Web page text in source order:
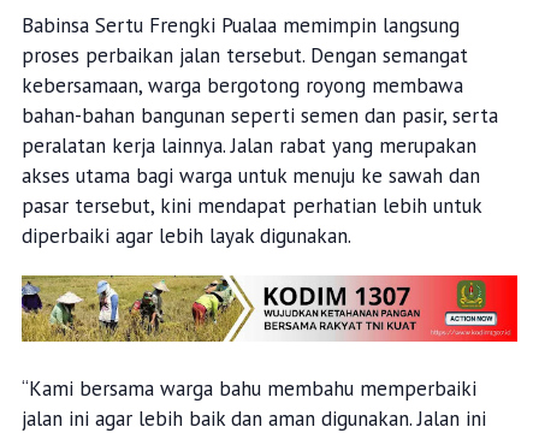
Babinsa Sertu Frengki Pualaa memimpin langsung
proses perbaikan jalan tersebut. Dengan semangat
kebersamaan, warga bergotong royong membawa
bahan-bahan bangunan seperti semen dan pasir, serta
peralatan kerja lainnya. Jalan rabat yang merupakan
akses utama bagi warga untuk menuju ke sawah dan
pasar tersebut, kini mendapat perhatian lebih untuk
diperbaiki agar lebih layak digunakan.
“Kami bersama warga bahu membahu memperbaiki
jalan ini agar lebih baik dan aman digunakan. Jalan ini